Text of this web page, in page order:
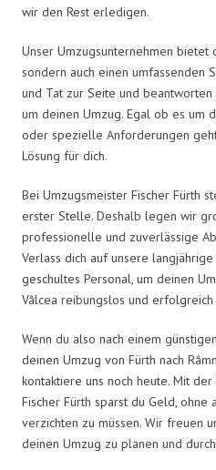
wir den Rest erledigen.
Unser Umzugsunternehmen bietet
sondern auch einen umfassenden
und Tat zur Seite und
um deinen Umzug. Egal ob es um
oder spezielle Anforderungen
Lösung für dich.
Bei Umzugsmeister Fischer Fürth
erster Stelle. Deshalb legen wir
professionelle und zuverlässige
Verlass dich auf unsere
geschultes Personal, um deinen
Vâlcea reibungslos und erfolgreich
Wenn du also nach einem
deinen Umzug von Fürth nach
kontaktiere uns noch heute. Mit
Fischer Fürth sparst du Geld, ohne
verzichten zu müssen. Wir freuen
deinen Umzug zu planen und